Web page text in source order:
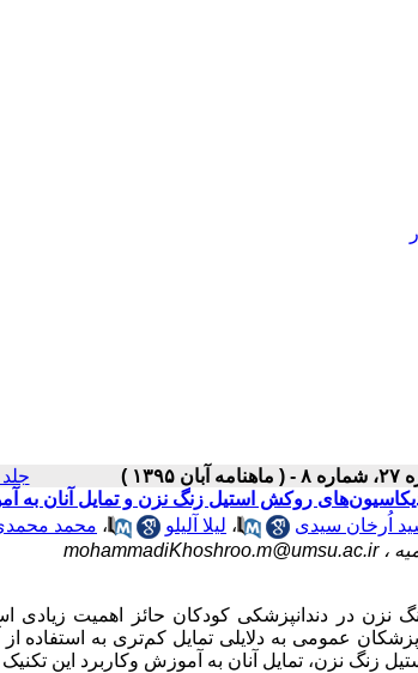
آبان ۱۳۹۵ ) جلد ۲۷ شماره ۸ صفحات ۷۲۸-۷۲۲
روکش استیل زنگ نزن و تمایل آنان به
اُرخان سیدی ، لیلا آلیلو ، محمد
،mohammadiKhoshroo.m@umsu.ac.ir
نزن در دندانپزشکی کودکان حائز اهمیت زیادی
عمومی به دلایلی تمایل کم‌تری به
زنگ نزن، تمایل آنان به آموزش وکاربرد این